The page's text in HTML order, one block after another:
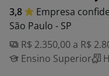
3,8 Empresa
São Paulo - SP
R$ 2.350,00 a R$
Ensino Superior